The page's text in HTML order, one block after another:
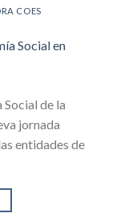
COES
de la
jornada
entidades de